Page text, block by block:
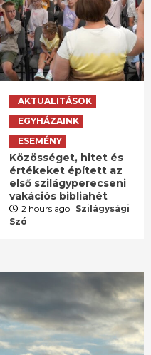
AKTUALITÁSOK
EGYHÁZAINK
ESEMÉNY
Közösséget, hitet és
értékeket épített az
első szilágyperecseni
vakációs bibliahét
2 hours ago Szilágysági
Szó